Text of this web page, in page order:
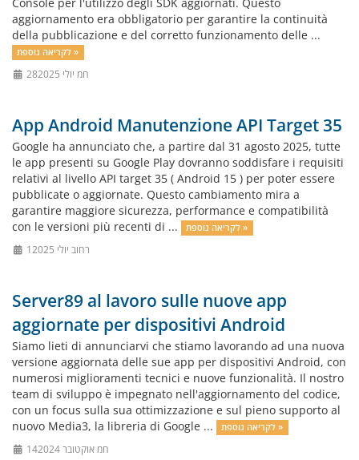
aggiornamento era obbligatorio per garantire la continuità
della pubblicazione e del corretto funzionamento delle ...
לקריאה נוספת »
28חמ יולי 2025
App Android Manutenzione API Target 35
Google ha annunciato che, a partire dal 31 agosto 2025, tutte
le app presenti su Google Play dovranno soddisfare i requisiti
relativi al livello API target 35 ( Android 15 ) per poter essere
pubblicate o aggiornate. Questo cambiamento mira a
garantire maggiore sicurezza, performance e compatibilità
con le versioni più recenti di ...
לקריאה נוספת »
1רחוב יולי 2025
Server89 al lavoro sulle nuove app
aggiornate per dispositivi Android
Siamo lieti di annunciarvi che stiamo lavorando ad una nuova
versione aggiornata delle sue app per dispositivi Android, con
numerosi miglioramenti tecnici e nuove funzionalità. Il nostro
team di sviluppo è impegnato nell'aggiornamento del codice,
con un focus sulla sua ottimizzazione e sul pieno supporto al
nuovo Media3, la libreria di Google ...
לקריאה נוספת »
14חמ אוקטובר 2024